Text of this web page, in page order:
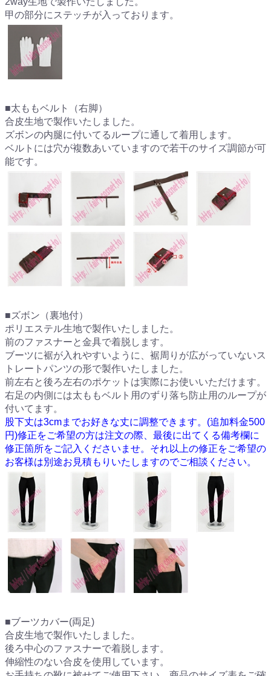
甲の部分にステッチが入っております。
■太ももベルト（右脚）
合皮生地で製作いたしました。
ズボンの内腿に付いてるループに通して着用します。
ベルトには穴が複数あいていますので若干のサイズ調節が可
能です。
■ズボン（裏地付）
ポリエステル生地で製作いたしました。
前のファスナーと金具で着脱します。
ブーツに裾が入れやすいように、裾周りが広がっていないス
トレートパンツの形で製作いたしました。
前左右と後ろ左右のポケットは実際にお使いいただけます。
右足の内側には太ももベルト用のずり落ち防止用のループが
付いてます。
股下丈は3cmまでお好きな丈に調整できます。(追加料金500
円)修正をご希望の方は注文の際、最後に出てくる備考欄に
修正箇所をご記入くださいませ。それ以上の修正をご希望の
お客様は別途お見積もりいたしますのでご相談ください。
■ブーツカバー(両足)
合皮生地で製作いたしました。
後ろ中心のファスナーで着脱します。
伸縮性のない合皮を使用しています。